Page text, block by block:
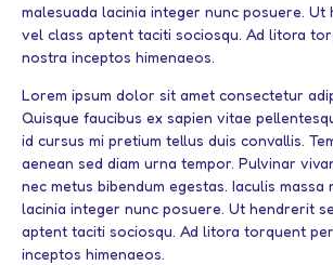
malesuada lacinia integer nunc posuere. Ut
vel class aptent taciti sociosqu. Ad litora
nostra inceptos himenaeos.
Lorem ipsum dolor sit amet consectetur
Quisque faucibus ex sapien vitae
id cursus mi pretium tellus duis convallis.
aenean sed diam urna tempor. Pulvinar
nec metus bibendum egestas. Iaculis massa
lacinia integer nunc posuere. Ut hendrerit
aptent taciti sociosqu. Ad litora torquent
inceptos himenaeos.